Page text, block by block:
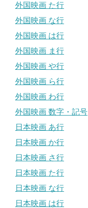
外国映画 た行
外国映画 な行
外国映画 は行
外国映画 ま行
外国映画 や行
外国映画 ら行
外国映画 わ行
外国映画 数字・記号
日本映画 あ行
日本映画 か行
日本映画 さ行
日本映画 た行
日本映画 な行
日本映画 は行